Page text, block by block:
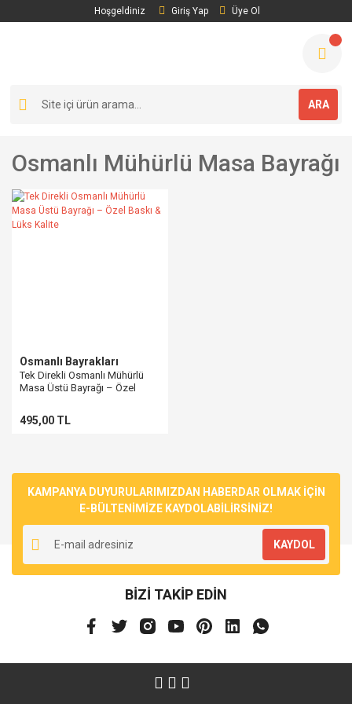
Hoşgeldiniz Giriş Yap Üye Ol
ARA
Osmanlı Mühürlü Masa Bayrağı
Osmanlı Bayrakları
Tek Direkli Osmanlı Mühürlü
Masa Üstü Bayrağı – Özel
495,00 TL
KAMPANYA DUYURULARIMIZDAN HABERDAR OLMAK İÇİN
E-BÜLTENİMİZE KAYDOLABİLİRSİNİZ!
KAYDOL
BİZİ TAKİP EDİN